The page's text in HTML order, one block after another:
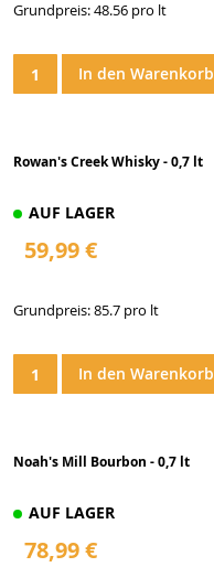
Grundpreis: 48.56 pro lt
In den Warenkorb
Rowan's Creek Whisky - 0,7 lt
AUF LAGER
59,99 €
Grundpreis: 85.7 pro lt
In den Warenkorb
Noah's Mill Bourbon - 0,7 lt
AUF LAGER
78,99 €